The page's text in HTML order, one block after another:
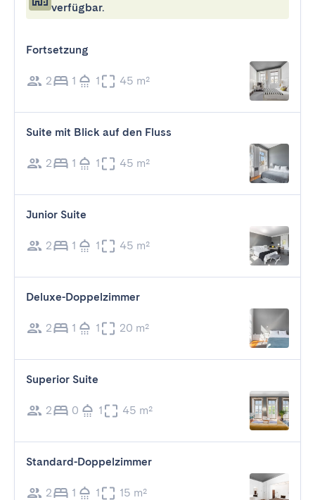
verfügbar.
Fortsetzung
2 1 1 45 m²
Suite mit Blick auf den Fluss
2 1 1 45 m²
Junior Suite
2 1 1 45 m²
Deluxe-Doppelzimmer
2 1 1 20 m²
Superior Suite
2 0 1 45 m²
Standard-Doppelzimmer
2 1 1 15 m²